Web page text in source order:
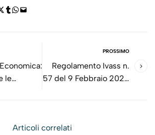
le
PROSSIMO
Regolamento Ivass n.
57 del 9 Febbraio 2026
legge 30 dicembre
Articoli correlati